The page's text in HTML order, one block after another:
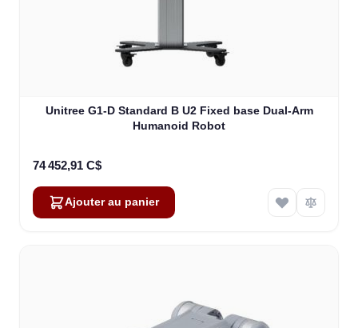
Unitree G1-D Standard B U2 Fixed base Dual-Arm
Humanoid Robot
74 452,91 C$
Ajouter au panier